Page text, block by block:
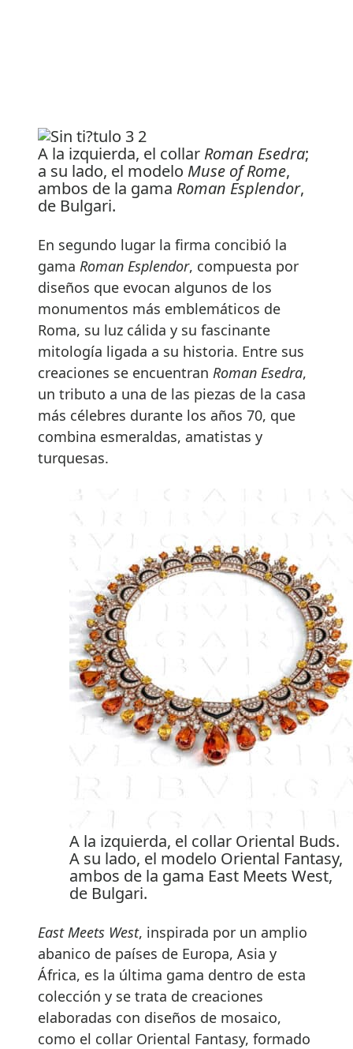
A la izquierda, el collar Roman Esedra;
a su lado, el modelo Muse of Rome,
ambos de la gama Roman Esplendor,
de Bulgari.
En segundo lugar la firma concibió la
gama Roman Esplendor, compuesta por
diseños que evocan algunos de los
monumentos más emblemáticos de
Roma, su luz cálida y su fascinante
mitología ligada a su historia. Entre sus
creaciones se encuentran Roman Esedra,
un tributo a una de las piezas de la casa
más célebres durante los años 70, que
combina esmeraldas, amatistas y
turquesas.
A la izquierda, el collar Oriental Buds.
A su lado, el modelo Oriental Fantasy,
ambos de la gama East Meets West,
de Bulgari.
East Meets West, inspirada por un amplio
abanico de países de Europa, Asia y
África, es la última gama dentro de esta
colección y se trata de creaciones
elaboradas con diseños de mosaico,
como el collar Oriental Fantasy, formado